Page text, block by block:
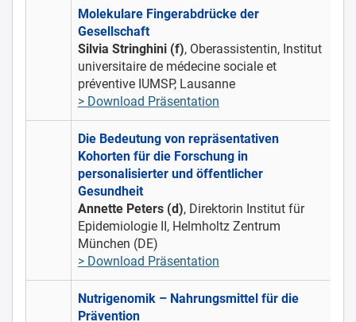
Molekulare Fingerabdrücke der
Gesellschaft
Silvia Stringhini (f), Oberassistentin, Institut
universitaire de médecine sociale et
préventive IUMSP, Lausanne
> Download Präsentation
Die Bedeutung von repräsentativen
Kohorten für die Forschung in
personalisierter und öffentlicher
Gesundheit
Annette Peters (d), Direktorin Institut für
Epidemiologie II, Helmholtz Zentrum
München (DE)
> Download Präsentation
Nutrigenomik – Nahrungsmittel für die
Prävention